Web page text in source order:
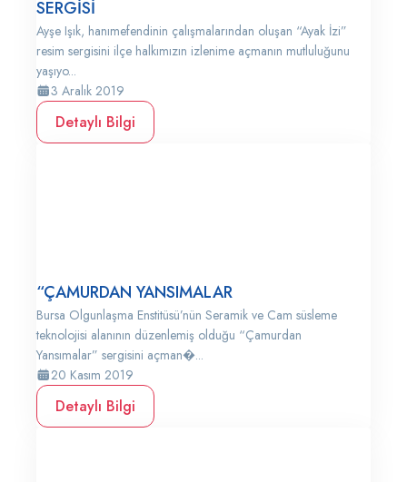
SERGİSİ
Ayşe Işık, hanımefendinin çalışmalarından oluşan “Ayak İzi”
resim sergisini ilçe halkımızın izlenime açmanın mutluluğunu
yaşıyo...
3 Aralık 2019
Detaylı Bilgi
“ÇAMURDAN YANSIMALAR
Bursa Olgunlaşma Enstitüsü’nün Seramik ve Cam süsleme
teknolojisi alanının düzenlemiş olduğu “Çamurdan
Yansımalar” sergisini açman�...
20 Kasım 2019
Detaylı Bilgi